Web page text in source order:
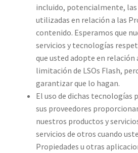
incluido, potencialmente, las
utilizadas en relación a las
contenido. Esperamos que
servicios y tecnologías
que usted adopte en relación
limitación de LSOs Flash,
garantizar que lo hagan.
El uso de dichas tecnologías
sus proveedores
nuestros productos y
servicios de otros cuando
Propiedades u otras